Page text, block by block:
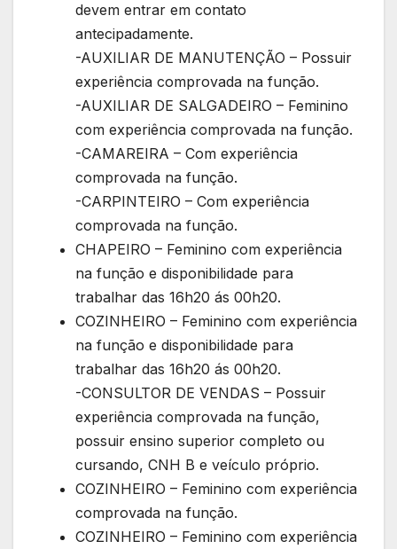
devem entrar em contato
antecipadamente.
-AUXILIAR DE MANUTENÇÃO – Possuir
experiência comprovada na função.
-AUXILIAR DE SALGADEIRO – Feminino
com experiência comprovada na função.
-CAMAREIRA – Com experiência
comprovada na função.
-CARPINTEIRO – Com experiência
comprovada na função.
CHAPEIRO – Feminino com experiência
na função e disponibilidade para
trabalhar das 16h20 ás 00h20.
COZINHEIRO – Feminino com experiência
na função e disponibilidade para
trabalhar das 16h20 ás 00h20.
-CONSULTOR DE VENDAS – Possuir
experiência comprovada na função,
possuir ensino superior completo ou
cursando, CNH B e veículo próprio.
COZINHEIRO – Feminino com experiência
comprovada na função.
COZINHEIRO – Feminino com experiência